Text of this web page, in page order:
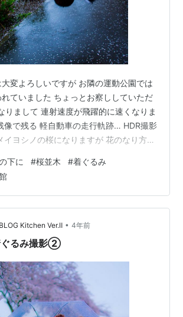
変よろしいですが お隣の運動公園では
ていました ちょっとお察ししていただ
りまして 連射速度が飛躍的に速くなりま
像で残る 軽自動車の走行軌跡… HDR撮影
イヨシノの桜になりますが 花のなり方は
て好きなんですけど やっぱりソメイヨシ
圧巻ですよね 再度HDRで撮影してみま
えてますが 本来なら水が流れていないん
くカーブをした堤に 桜が並木になってい
つ提案あり こんな写真を撮って見ました
下に #桜並木 #着ぐるみ
Kitchen Ver.Ⅱ • 4年前
ぐるみ撮影②